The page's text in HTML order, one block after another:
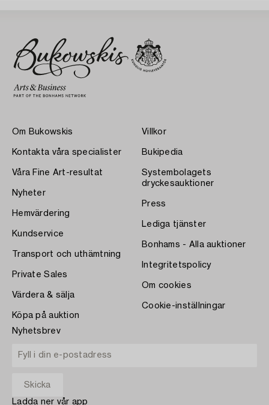
Om Bukowskis
Kontakta våra specialister
Våra Fine Art-resultat
Nyheter
Hemvärdering
Kundservice
Transport och uthämtning
Private Sales
Värdera & sälja
Köpa på auktion
Villkor
Bukipedia
Systembolagets
dryckesauktioner
Press
Lediga tjänster
Bonhams - Alla auktioner
Integritetspolicy
Om cookies
Cookie-inställningar
Nyhetsbrev
Ladda ner vår app